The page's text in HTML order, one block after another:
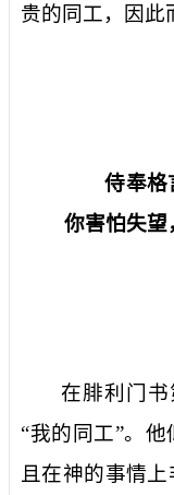
贵的同工，因此
侍奉格
你害怕失望
在腓利门书
“我的同工”。
且在神的事情